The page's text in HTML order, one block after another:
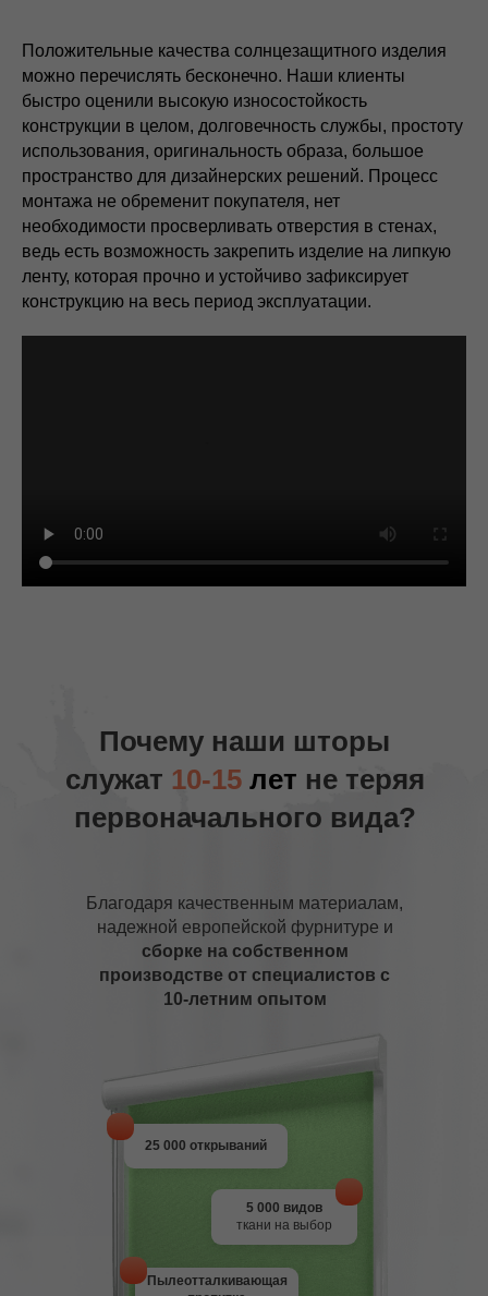
Положительные качества солнцезащитного изделия
можно перечислять бесконечно. Наши клиенты
быстро оценили высокую износостойкость
конструкции в целом, долговечность службы, простоту
использования, оригинальность образа, большое
пространство для дизайнерских решений. Процесс
монтажа не обременит покупателя, нет
необходимости просверливать отверстия в стенах,
ведь есть возможность закрепить изделие на липкую
ленту, которая прочно и устойчиво зафиксирует
конструкцию на весь период эксплуатации.
Почему наши шторы
служат 10-15 лет не теряя
первоначального вида?
Благодаря качественным материалам,
надежной европейской фурнитуре и
сборке на собственном
производстве от специалистов с
10-летним опытом
25 000 открываний
5 000 видов
ткани на выбор
Пылеотталкивающая